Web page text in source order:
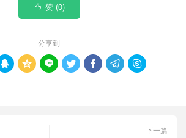
 赞 (0)
分享到
      
下一篇